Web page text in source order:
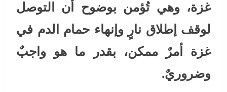
غزة، وهي تُؤمن بوضوح أن التوصل
لوقف إطلاق نارٍ وإنهاء حمام الدم في
غزة أمرٌ ممكن، بقدر ما هو واجبٌ
وضروريٌ.